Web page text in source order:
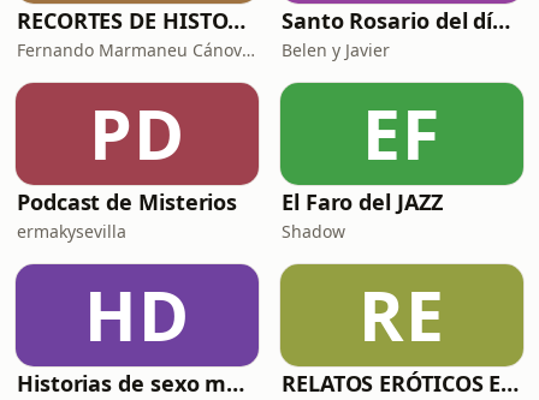
RECORTES DE HISTORIA Y CIENCIA
Fernando Marmaneu Cánovas
Santo Rosario del día. 🙏 Reza con nosotros en castellano 🇪🇸
Belen y Javier
PD
Podcast de Misterios
ermakysevilla
EF
El Faro del JAZZ
Shadow
HD
Historias de sexo muy intensas y calientes
RE
RELATOS ERÓTICOS El Caballero Oscuro